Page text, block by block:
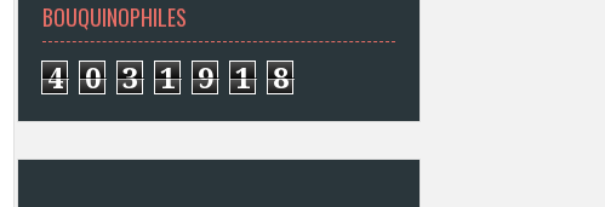
BOUQUINOPHILES
4 0 3 1 9 1 8